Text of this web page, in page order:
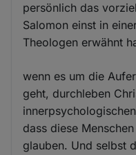
persönlich das
Salomon einst in
Theologen erwähnt
wenn es um die
geht, durchleben
dass diese
glauben. Und selbst